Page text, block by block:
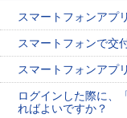
スマートフォンアプ
スマートフォンで交
スマートフォンアプ
ログインした際に、
ればよいですか？